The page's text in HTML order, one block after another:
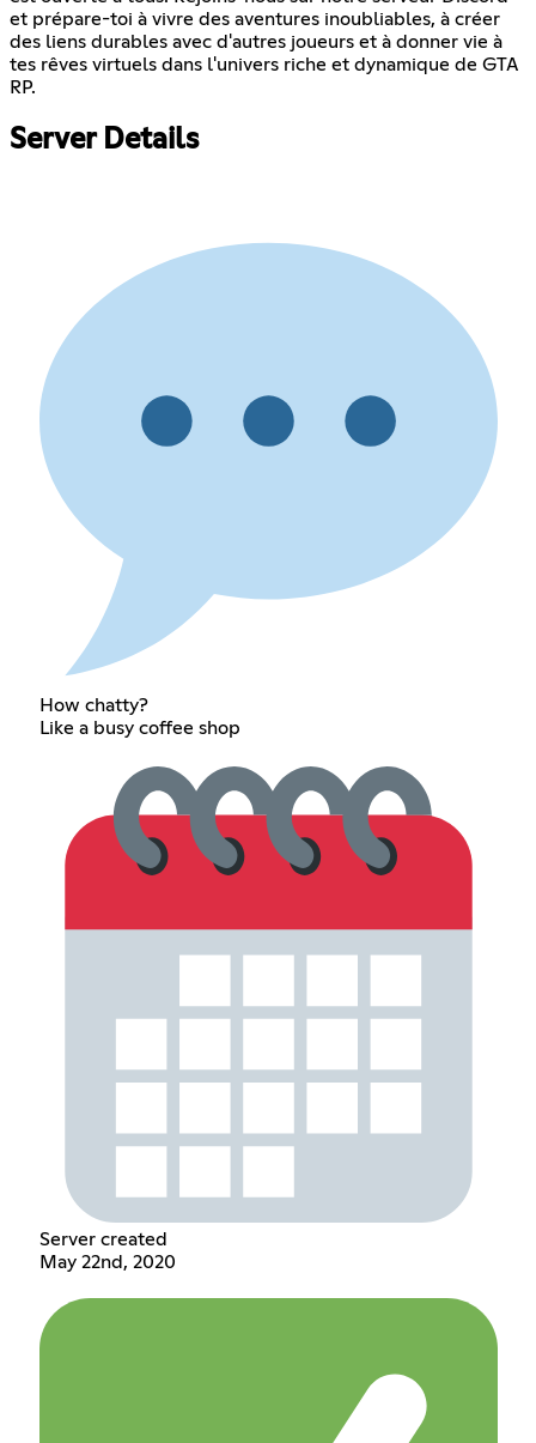
et prépare-toi à vivre des aventures inoubliables, à créer
des liens durables avec d'autres joueurs et à donner vie à
tes rêves virtuels dans l'univers riche et dynamique de GTA
RP.
Server Details
How chatty?
Like a busy coffee shop
Server created
May 22nd, 2020